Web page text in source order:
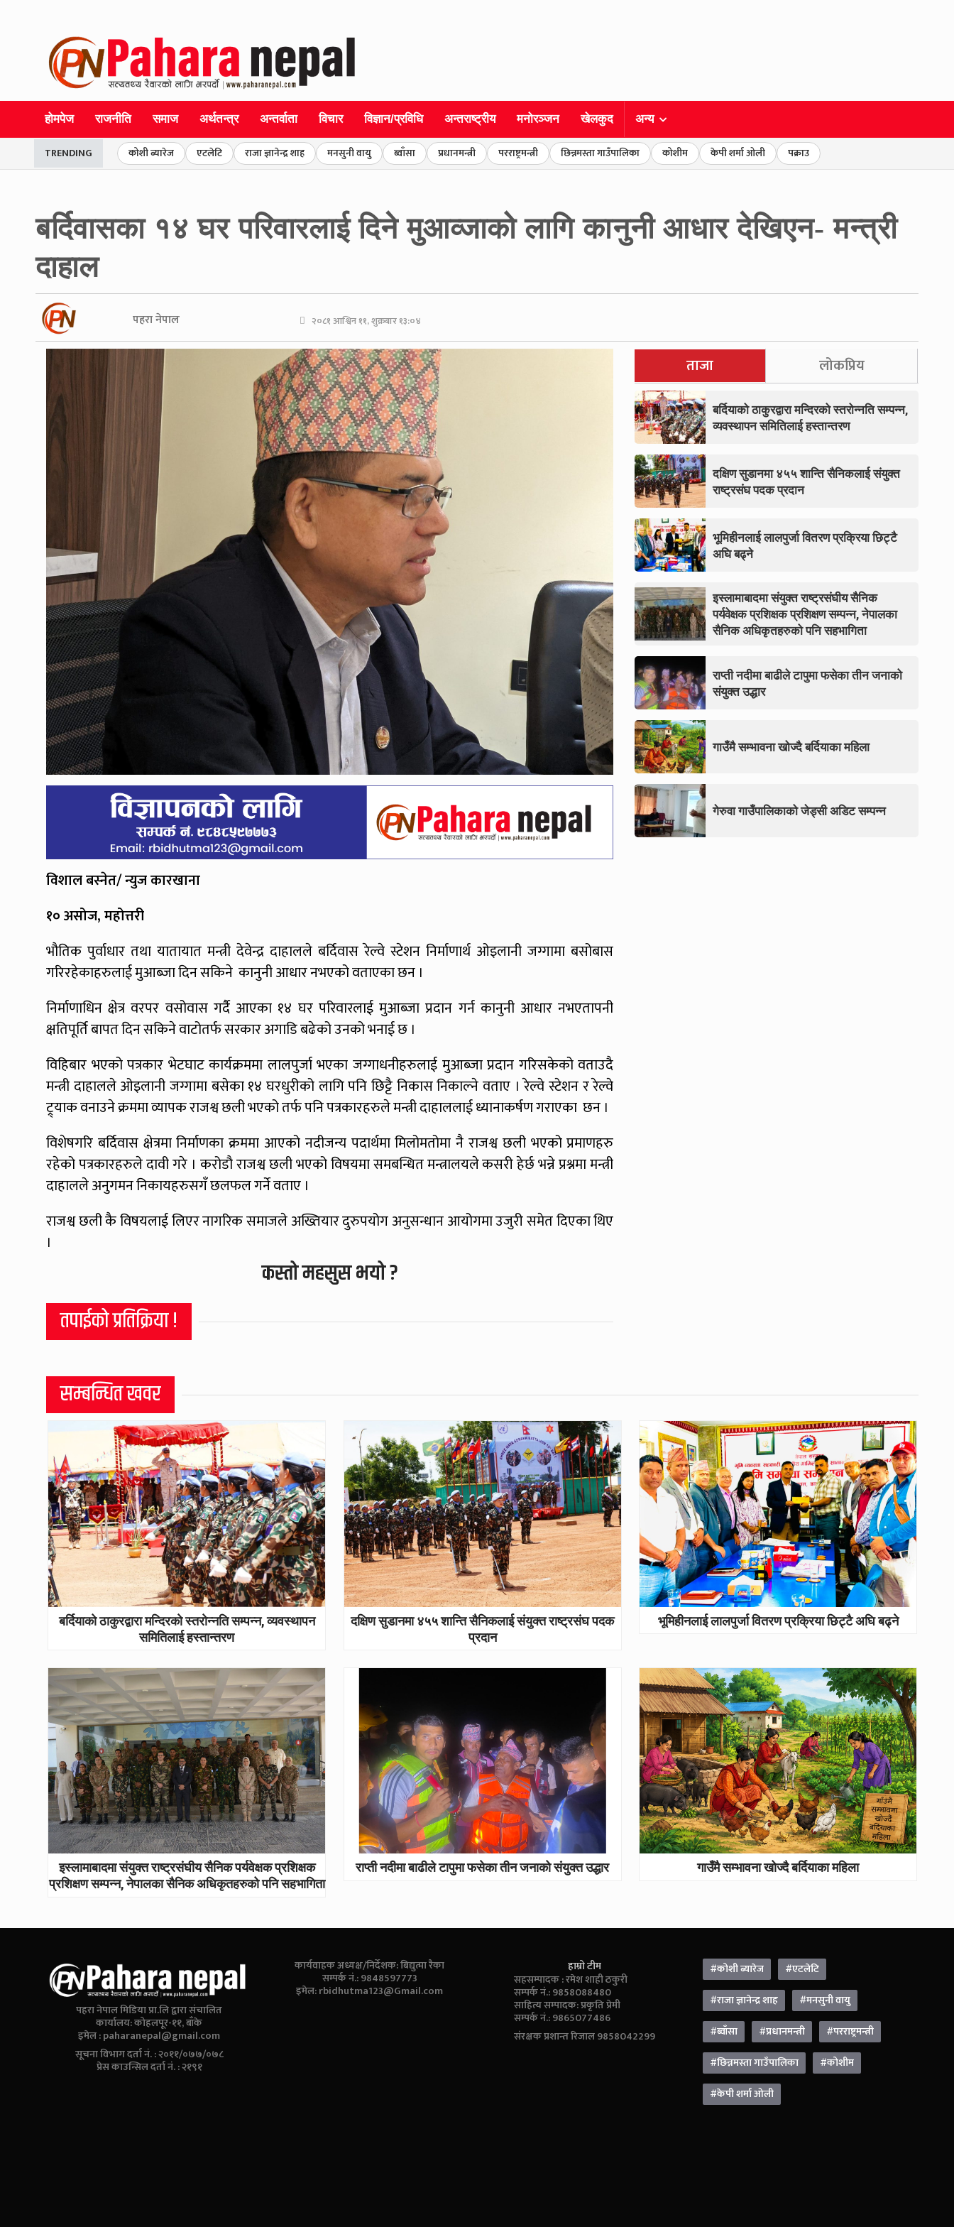
होमपेज राजनीति समाज अर्थतन्त्र अन्तर्वाता विचार विज्ञान/प्रविधि अन्तराष्ट्रीय मनोरञ्जन खेलकुद अन्य
TRENDING कोशी ब्यारेज एटलेटि राजा ज्ञानेन्द्र शाह मनसुनी वायु ब्वाँसा प्रधानमन्त्री परराष्ट्रमन्त्री छिन्नमस्ता गाउँपालिका कोशीम केपी शर्मा ओली पक्राउ
बर्दिवासका १४ घर परिवारलाई दिने मुआव्जाको लागि कानुनी आधार देखिएन- मन्त्री
दाहाल
पहरा नेपाल २०८१ आश्विन ११, शुक्रबार १३:०४
विशाल बस्नेत/ न्युज कारखाना
१० असोज, महोत्तरी
भौतिक पुर्वाधार तथा यातायात मन्त्री देवेन्द्र दाहालले बर्दिवास रेल्वे स्टेशन निर्माणार्थ ओइलानी जग्गामा बसोबास
गरिरहेकाहरुलाई मुआब्जा दिन सकिने कानुनी आधार नभएको वताएका छन ।
निर्माणाधिन क्षेत्र वरपर वसोवास गर्दै आएका १४ घर परिवारलाई मुआब्जा प्रदान गर्न कानुनी आधार नभएतापनी
क्षतिपूर्ति बापत दिन सकिने वाटोतर्फ सरकार अगाडि बढेको उनको भनाई छ ।
विहिबार भएको पत्रकार भेटघाट कार्यक्रममा लालपुर्जा भएका जग्गाधनीहरुलाई मुआब्जा प्रदान गरिसकेको वताउदै
मन्त्री दाहालले ओइलानी जग्गामा बसेका १४ घरधुरीको लागि पनि छिट्टै निकास निकाल्ने वताए । रेल्वे स्टेशन र रेल्वे
ट्र्याक वनाउने क्रममा व्यापक राजश्व छली भएको तर्फ पनि पत्रकारहरुले मन्त्री दाहाललाई ध्यानाकर्षण गराएका छन ।
विशेषगरि बर्दिवास क्षेत्रमा निर्माणका क्रममा आएको नदीजन्य पदार्थमा मिलोमतोमा नै राजश्व छली भएको प्रमाणहरु
रहेको पत्रकारहरुले दावी गरे । करोडौ राजश्व छली भएको विषयमा समबन्धित मन्त्रालयले कसरी हेर्छ भन्ने प्रश्नमा मन्त्री
दाहालले अनुगमन निकायहरुसगँ छलफल गर्ने वताए ।
राजश्व छली कै विषयलाई लिएर नागरिक समाजले अख्तियार दुरुपयोग अनुसन्धान आयोगमा उजुरी समेत दिएका थिए
।
कस्तो महसुस भयो ?
तपाईको प्रतिक्रिया !
ताजा लोकप्रिय
बर्दियाको ठाकुरद्वारा मन्दिरको स्तरोन्नति सम्पन्न,
व्यवस्थापन समितिलाई हस्तान्तरण
दक्षिण सुडानमा ४५५ शान्ति सैनिकलाई संयुक्त
राष्ट्रसंघ पदक प्रदान
भूमिहीनलाई लालपुर्जा वितरण प्रक्रिया छिट्टै
अघि बढ्ने
इस्लामाबादमा संयुक्त राष्ट्रसंघीय सैनिक
पर्यवेक्षक प्रशिक्षक प्रशिक्षण सम्पन्न, नेपालका
सैनिक अधिकृतहरुको पनि सहभागिता
राप्ती नदीमा बाढीले टापुमा फसेका तीन जनाको
संयुक्त उद्धार
गाउँमै सम्भावना खोज्दै बर्दियाका महिला
गेरुवा गाउँपालिकाको जेड्सी अडिट सम्पन्न
सम्बन्धित खवर
बर्दियाको ठाकुरद्वारा मन्दिरको स्तरोन्नति सम्पन्न, व्यवस्थापन
समितिलाई हस्तान्तरण
दक्षिण सुडानमा ४५५ शान्ति सैनिकलाई संयुक्त राष्ट्रसंघ पदक
प्रदान
भूमिहीनलाई लालपुर्जा वितरण प्रक्रिया छिट्टै अघि बढ्ने
इस्लामाबादमा संयुक्त राष्ट्रसंघीय सैनिक पर्यवेक्षक प्रशिक्षक
प्रशिक्षण सम्पन्न, नेपालका सैनिक अधिकृतहरुको पनि सहभागिता
राप्ती नदीमा बाढीले टापुमा फसेका तीन जनाको संयुक्त उद्धार गाउँमै सम्भावना खोज्दै बर्दियाका महिला
पहरा नेपाल मिडिया प्रा.लि द्वारा संचालित
कार्यालय: कोहलपूर-११, बाँके
इमेल :paharanepal@gmail.com
सूचना विभाग दर्ता नं. : २०११/०७७/०७८
प्रेस काउन्सिल दर्ता नं. : २१९१
कार्यवाहक अध्यक्ष/निर्देशक: बिद्युत्मा रैका
सम्पर्क नं.: 9848597773
इमेल:rbidhutma123@Gmail.com
हाम्रो टीम
सहसम्पादक : रमेश शाही ठकुरी
सम्पर्क नं.: 9858088480
साहित्य सम्पादक: प्रकृति प्रेमी
सम्पर्क नं.: 9865077486
संरक्षक प्रशान्त रिजाल 9858042299
#कोशी ब्यारेज
#एटलेटि
#राजा ज्ञानेन्द्र शाह
#मनसुनी वायु
#ब्वाँसा
#प्रधानमन्त्री
#परराष्ट्रमन्त्री
#छिन्नमस्ता गाउँपालिका
#कोशीम
#केपी शर्मा ओली